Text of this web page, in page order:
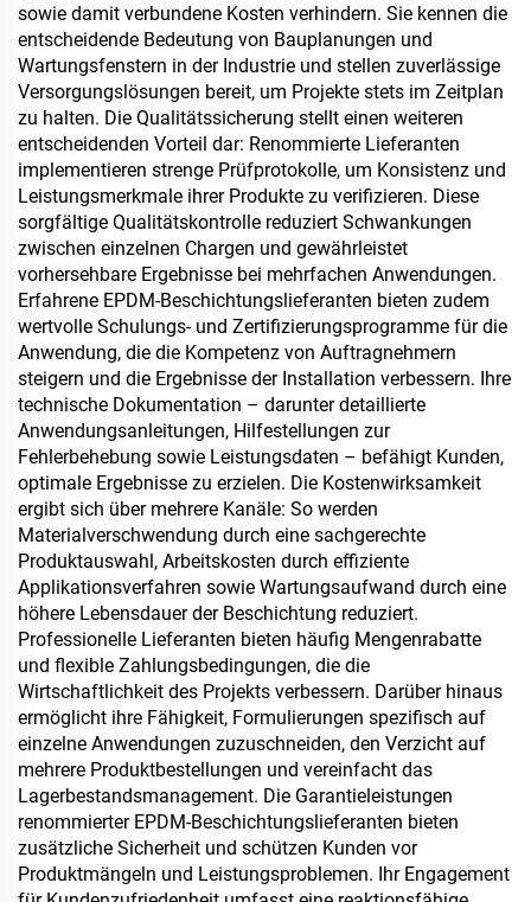
sowie damit verbundene Kosten verhindern. Sie kennen die
entscheidende Bedeutung von Bauplanungen und
Wartungsfenstern in der Industrie und stellen zuverlässige
Versorgungslösungen bereit, um Projekte stets im Zeitplan
zu halten. Die Qualitätssicherung stellt einen weiteren
entscheidenden Vorteil dar: Renommierte Lieferanten
implementieren strenge Prüfprotokolle, um Konsistenz und
Leistungsmerkmale ihrer Produkte zu verifizieren. Diese
sorgfältige Qualitätskontrolle reduziert Schwankungen
zwischen einzelnen Chargen und gewährleistet
vorhersehbare Ergebnisse bei mehrfachen Anwendungen.
Erfahrene EPDM-Beschichtungslieferanten bieten zudem
wertvolle Schulungs- und Zertifizierungsprogramme für die
Anwendung, die die Kompetenz von Auftragnehmern
steigern und die Ergebnisse der Installation verbessern. Ihre
technische Dokumentation – darunter detaillierte
Anwendungsanleitungen, Hilfestellungen zur
Fehlerbehebung sowie Leistungsdaten – befähigt Kunden,
optimale Ergebnisse zu erzielen. Die Kostenwirksamkeit
ergibt sich über mehrere Kanäle: So werden
Materialverschwendung durch eine sachgerechte
Produktauswahl, Arbeitskosten durch effiziente
Applikationsverfahren sowie Wartungsaufwand durch eine
höhere Lebensdauer der Beschichtung reduziert.
Professionelle Lieferanten bieten häufig Mengenrabatte
und flexible Zahlungsbedingungen, die die
Wirtschaftlichkeit des Projekts verbessern. Darüber hinaus
ermöglicht ihre Fähigkeit, Formulierungen spezifisch auf
einzelne Anwendungen zuzuschneiden, den Verzicht auf
mehrere Produktbestellungen und vereinfacht das
Lagerbestandsmanagement. Die Garantieleistungen
renommierter EPDM-Beschichtungslieferanten bieten
zusätzliche Sicherheit und schützen Kunden vor
Produktmängeln und Leistungsproblemen. Ihr Engagement